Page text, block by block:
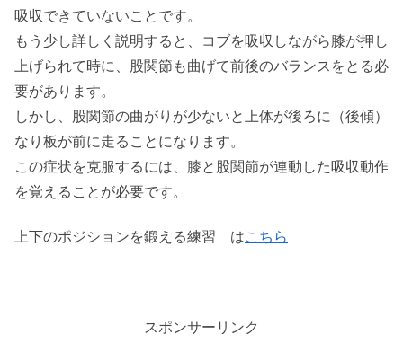
吸収できていないことです。
もう少し詳しく説明すると、コブを吸収しながら膝が押し
上げられて時に、股関節も曲げて前後のバランスをとる必
要があります。
しかし、股関節の曲がりが少ないと上体が後ろに（後傾）
なり板が前に走ることになります。
この症状を克服するには、膝と股関節が連動した吸収動作
を覚えることが必要です。
上下のポジションを鍛える練習 はこちら
スポンサーリンク